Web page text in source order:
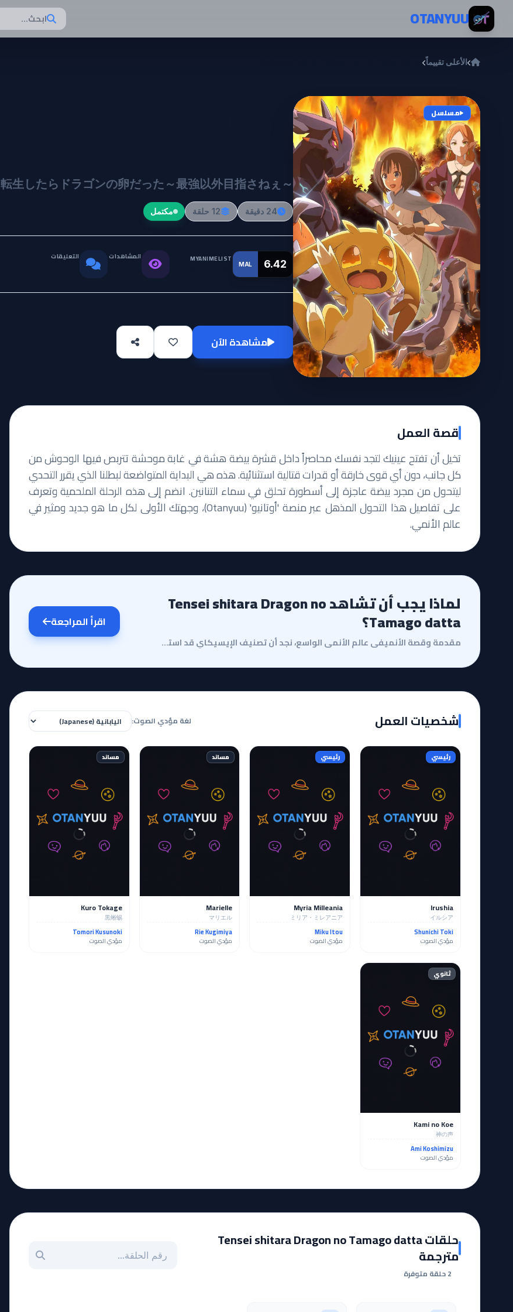
تخطي إلى المحتوىOTANYUU ابحث...
الأعلى تقييماً
مسلسل
転生したらドラゴンの卵だった～最強以外目指さねぇ～
24 دقيقة 12 حلقة مكتمل
MAL 6.42
MYANIMELIST المشاهدات التعليقات
مشاهدة الآن
قصة العمل
تخيل أن تفتح عينيك لتجد نفسك محاصراً داخل قشرة بيضة هشة في غابة موحشة تتربص فيها الوحوش من
كل جانب، دون أي قوى خارقة أو قدرات قتالية استثنائية. هذه هي البداية المتواضعة لبطلنا الذي يقرر التحدي
ليتحول من مجرد بيضة عاجزة إلى أسطورة تحلق في سماء التنانين. انضم إلى هذه الرحلة الملحمية وتعرف
على تفاصيل هذا التحول المذهل عبر منصة 'أوتانيو' (Otanyuu)، وجهتك الأولى لكل ما هو جديد ومثير في
عالم الأنمي.
لماذا يجب أن تشاهد Tensei shitara Dragon no
Tamago datta؟
مقدمة وقصة الأنميفي عالم الأنمي الواسع، نجد أن تصنيف الإيسيكاي قد استهلك الكثير من الأفكار المتكررة،...
اقرأ المراجعة
شخصيات العمل لغة مؤدي الصوت:
رئيسي
Irushia
イルシア
Shunichi Toki
مؤدي الصوت
رئيسي
Myria Milleania
ミリア・ミレアニア
Miku Itou
مؤدي الصوت
مساند
Marielle
マリエル
Rie Kugimiya
مؤدي الصوت
مساند
Kuro Tokage
黒蜥蜴
Tomori Kusunoki
مؤدي الصوت
ثانوي
Kami no Koe
神の声
Ami Koshimizu
مؤدي الصوت
حلقات Tensei shitara Dragon no Tamago datta
مترجمة
2 حلقة متوفرة
بحث عن حلقة بالرقم